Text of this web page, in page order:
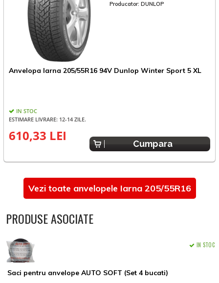
Producator: DUNLOP
Anvelopa Iarna 205/55R16 94V Dunlop Winter Sport 5 XL
IN STOC
ESTIMARE LIVRARE: 12-14 ZILE.
610,33 LEI
Cumpara
Vezi toate anvelopele Iarna 205/55R16
PRODUSE ASOCIATE
Saci pentru anvelope AUTO SOFT (Set 4 bucati)
IN STOC